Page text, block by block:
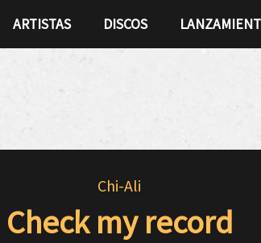
ARTISTAS DISCOS
Chi-Ali
Check my record